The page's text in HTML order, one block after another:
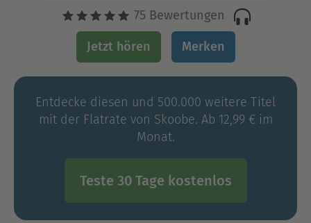
75 Bewertungen
Jetzt hören Merken
Entdecke diesen und 500.000 weitere Titel
mit der Flatrate von Skoobe. Ab 12,99 € im
Monat.
Teste 30 Tage kostenlos